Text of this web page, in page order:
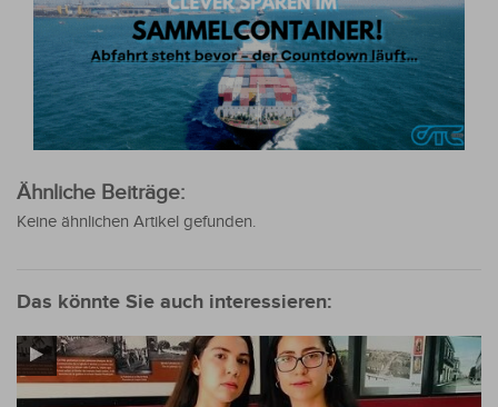
Ähnliche Beiträge:
Keine ähnlichen Artikel gefunden.
Das könnte Sie auch interessieren: